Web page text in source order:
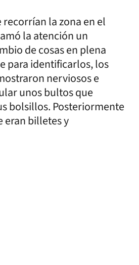
la zona en el
la atención un
de cosas en plena
para identificarlos, los
nerviosos e
unos bultos que
bolsillos. Posteriormente
eran billetes y